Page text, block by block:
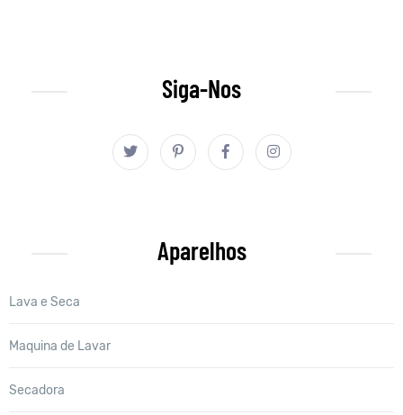
Siga-Nos
Aparelhos
Lava e Seca
Maquina de Lavar
Secadora